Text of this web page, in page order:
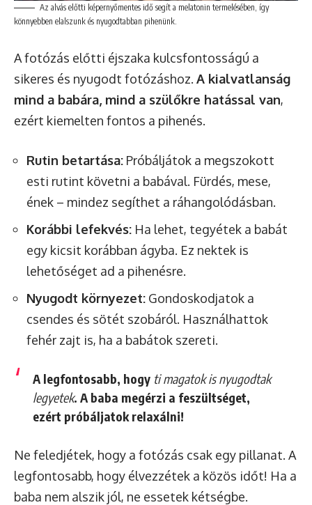
Az alvás előtti képernyőmentes idő segít a melatonin termelésében, így
könnyebben elalszunk és nyugodtabban pihenünk.
A fotózás előtti éjszaka kulcsfontosságú a
sikeres és nyugodt fotózáshoz. A kialvatlanság
mind a babára, mind a szülőkre hatással van,
ezért kiemelten fontos a pihenés.
Rutin betartása: Próbáljátok a megszokott
esti rutint követni a babával. Fürdés, mese,
ének – mindez segíthet a ráhangolódásban.
Korábbi lefekvés: Ha lehet, tegyétek a babát
egy kicsit korábban ágyba. Ez nektek is
lehetőséget ad a pihenésre.
Nyugodt környezet: Gondoskodjatok a
csendes és sötét szobáról. Használhattok
fehér zajt is, ha a babátok szereti.
A legfontosabb, hogy ti magatok is nyugodtak
legyetek. A baba megérzi a feszültséget,
ezért próbáljatok relaxálni!
Ne feledjétek, hogy a fotózás csak egy pillanat. A
legfontosabb, hogy élvezzétek a közös időt! Ha a
baba nem alszik jól, ne essetek kétségbe.